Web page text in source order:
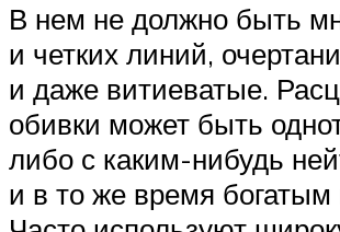
В нем не должно быть
и четких линий,
и даже витиеватые.
обивки может быть
либо с каким-нибудь
и в то же время богатым